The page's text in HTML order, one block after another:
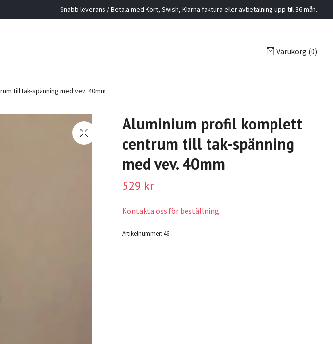
Snabb leverans / Betala med Kort, Swish, Klarna faktura eller avbetalning upp till 36 mån.
Varukorg (0)
till tak-spänning med vev. 40mm
Aluminium profil komplett
centrum till tak-spänning
med vev. 40mm
529 kr
Kontakta oss för beställning.
Artikelnummer: 46